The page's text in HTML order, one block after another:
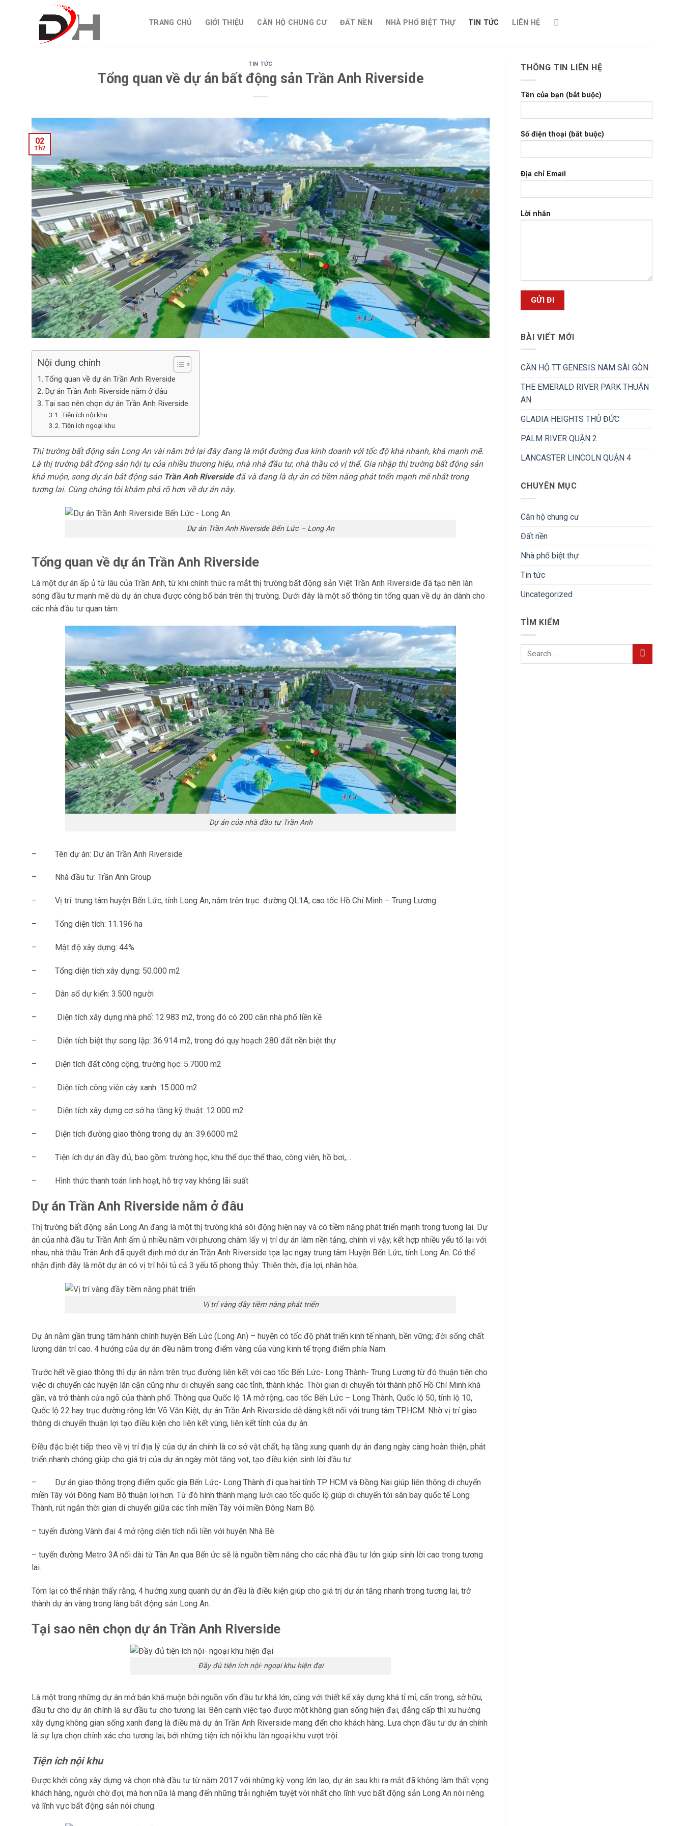
TRANG CHỦ GIỚI THIỆU CĂN HỘ CHUNG CƯ ĐẤT NỀN NHÀ PHỐ BIỆT THỰ TIN TỨC LIÊN HỆ
TIN TỨC
Tổng quan về dự án bất động sản Trần Anh Riverside
02
Th7
Nội dung chính
Tổng quan về dự án Trần Anh Riverside
Dự án Trần Anh Riverside nằm ở đâu
Tại sao nên chọn dự án Trần Anh Riverside
Tiện ích nội khu
Tiện ích ngoại khu
Thị trường bất động sản Long An vài năm trở lại đây đang là một đường đua kinh doanh với tốc độ khá nhanh, khá mạnh mẽ.
Là thị trường bất động sản hội tụ của nhiều thương hiệu, nhà nhà đầu tư, nhà thầu có vị thế. Gia nhập thị trường bất động sản
khá muộn, song dự án bất động sản Trần Anh Riversideđã và đang là dự án có tiềm năng phát triển mạnh mẽ nhất trong
tương lai. Cùng chúng tôi khám phá rõ hơn về dự án này.
Dự án Trần Anh Riverside Bến Lức – Long An
Tổng quan về dự án Trần Anh Riverside
Là một dự án ấp ủ từ lâu của Trần Anh, từ khi chính thức ra mắt thị trường bất động sản Việt Trần Anh Riverside đã tạo nên làn
sóng đầu tư mạnh mẽ dù dự án chưa được công bố bán trên thị trường. Dưới đây là một số thông tin tổng quan về dự án dành cho
các nhà đầu tư quan tâm:
Dự án của nhà đầu tư Trần Anh
– Tên dự án: Dự án Trần Anh Riverside
– Nhà đầu tư: Trần Anh Group
– Vị trí: trung tâm huyện Bến Lức, tỉnh Long An; nằm trên trục đường QL1A, cao tốc Hồ Chí Minh – Trung Lương.
– Tổng diện tích: 11.196 ha
– Mật độ xây dựng: 44%
– Tổng diện tích xây dựng: 50.000 m2
– Dân số dự kiến: 3.500 người
– Diện tích xây dựng nhà phố: 12.983 m2, trong đó có 200 căn nhà phố liền kề
– Diện tích biệt thự song lập: 36.914 m2, trong đó quy hoạch 280 đất nền biệt thự
– Diện tích đất công cộng, trường học: 5.7000 m2
– Diện tích công viên cây xanh: 15.000 m2
– Diện tích xây dựng cơ sở hạ tầng kỹ thuật: 12.000 m2
– Diện tích đường giao thông trong dự án: 39.6000 m2
– Tiện ích dự án đầy đủ, bao gồm: trường học, khu thể dục thể thao, công viên, hồ bơi,…
– Hình thức thanh toán linh hoạt, hỗ trợ vay không lãi suất
Dự án Trần Anh Riverside nằm ở đâu
Thị trường bất động sản Long An đang là một thị trường khá sôi động hiện nay và có tiềm năng phát triển mạnh trong tương lai. Dự
án của nhà đầu tư Trần Anh ấm ủ nhiều năm với phương châm lấy vị trí dự án làm nền tảng, chính vì vậy, kết hợp nhiều yếu tố lại với
nhau, nhà thầu Trân Anh đã quyết định mở dự án Trần Anh Riverside tọa lạc ngay trung tâm Huyện Bến Lức, tỉnh Long An. Có thể
nhận định đây là một dự án có vị trí hội tủ cả 3 yếu tố phong thủy: Thiên thời, địa lợi, nhân hòa.
Vị trí vàng đầy tiềm năng phát triển
Dự án nằm gần trung tâm hành chính huyện Bến Lức (Long An) – huyện có tốc độ phát triển kinh tế nhanh, bền vững; đời sống chất
lượng dân trí cao. 4 hướng của dự án đều nằm trong điểm vàng của vùng kinh tế trọng điểm phía Nam.
Trước hết về giao thông thì dự án nằm trên trục đường liên kết với cao tốc Bến Lức- Long Thành- Trung Lương từ đó thuận tiện cho
việc di chuyển các huyện lân cận cũng như di chuyển sang các tỉnh, thành khác. Thời gian di chuyển tới thành phố Hồ Chí Minh khá
gần, và trở thành cửa ngõ của thành phố. Thông qua Quốc lộ 1A mở rộng, cao tốc Bến Lức – Long Thành, Quốc lộ 50, tỉnh lộ 10,
Quốc lộ 22 hay trục đường rộng lớn Võ Văn Kiệt, dự án Trần Anh Riverside dễ dàng kết nối với trung tâm TP.HCM. Nhờ vị trí giao
thông di chuyển thuận lợi tạo điều kiện cho liên kết vùng, liên kết tỉnh của dự án.
Điều đặc biệt tiếp theo về vị trí địa lý của dự án chính là cơ sở vật chất, hạ tầng xung quanh dự án đang ngày càng hoàn thiện, phát
triển nhanh chóng giúp cho giá trị của dự án ngày một tăng vọt, tạo điều kiện sinh lời đầu tư:
–
Dự án giao thông trọng điểm quốc gia Bến Lức- Long Thành đi qua hai tỉnh TP HCM và Đồng Nai giúp liên thông di chuyển
miền Tây với Đông Nam Bộ thuận lợi hơn. Từ đó hình thành mạng lưới cao tốc quốc lộ giúp di chuyển tới sân bay quốc tế Long
Thành, rút ngắn thời gian di chuyển giữa các tỉnh miền Tây với miền Đông Nam Bộ.
– tuyến đường Vành đai 4 mở rộng diện tích nối liền với huyện Nhà Bè
– tuyến đường Metro 3A nối dài từ Tân An qua Bến ức sẽ là nguồn tiềm năng cho các nhà đầu tư lớn giúp sinh lời cao trong tương
lai.
Tóm lại có thể nhận thấy rằng, 4 hướng xung quanh dự án đều là điều kiện giúp cho giá trị dự án tăng nhanh trong tương lai, trở
thành dự án vàng trong làng bất động sản Long An.
Tại sao nên chọn dự án Trần Anh Riverside
Đầy đủ tiện ích nội- ngoại khu hiện đại
Là một trong những dự án mở bán khá muộn bởi nguồn vốn đầu tư khá lớn, cùng với thiết kế xây dựng khá tỉ mỉ, cẩn trọng, sở hữu,
đầu tư cho dự án chính là sự đầu tư cho tương lai. Bên cạnh việc tạo được một không gian sống hiện đại, đẳng cấp thì xu hướng
xây dựng không gian sống xanh đang là điều mà dự án Trần Anh Riverside mang đến cho khách hàng. Lựa chọn đầu tư dự án chính
là sự lựa chọn chính xác cho tương lai, bởi những tiện ích nội khu lẫn ngoại khu vượt trội.
Tiện ích nội khu
Được khởi công xây dựng và chọn nhà đầu tư từ năm 2017 với những kỳ vọng lớn lao, dự án sau khi ra mắt đã không làm thất vọng
khách hàng, người chờ đợi, mà hơn nữa là mang đến những trải nghiệm tuyệt vời nhất cho lĩnh vực bất động sản Long An nói riêng
và lĩnh vực bất động sản nói chung.
THÔNG TIN LIÊN HỆ
Tên của bạn (bắt buộc)
Số điện thoại (bắt buộc)
Địa chỉ Email
Lời nhắn
BÀI VIẾT MỚI
CĂN HỘ TT GENESIS NAM SÀI GÒN
THE EMERALD RIVER PARK THUẬN
AN
GLADIA HEIGHTS THỦ ĐỨC
PALM RIVER QUẬN 2
LANCASTER LINCOLN QUẬN 4
CHUYÊN MỤC
Căn hộ chung cư
Đất nền
Nhà phố biệt thự
Tin tức
Uncategorized
TÌM KIẾM